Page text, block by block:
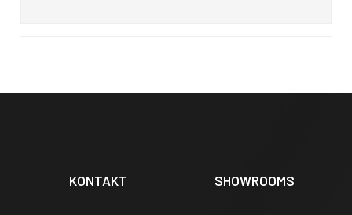
KONTAKT SHOWROOMS